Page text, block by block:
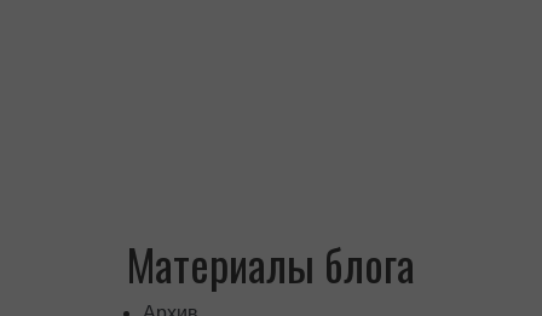
Материалы блога